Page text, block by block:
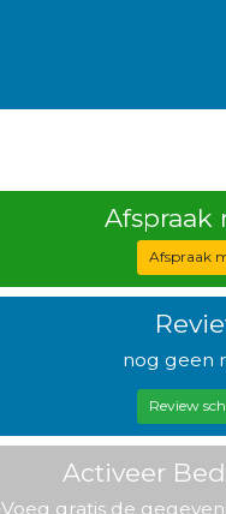
Afspraak
Afspraak
nog geen
Review
Activeer
Voeg gratis de